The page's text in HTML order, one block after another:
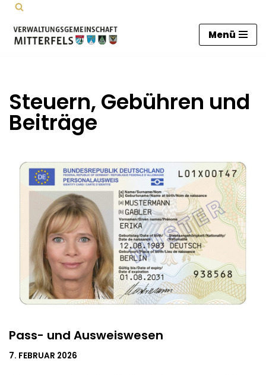
Zum
Inhalt
Menü
Steuern, Gebühren und
Beiträge
Pass- und Ausweiswesen
7. FEBRUAR 2026